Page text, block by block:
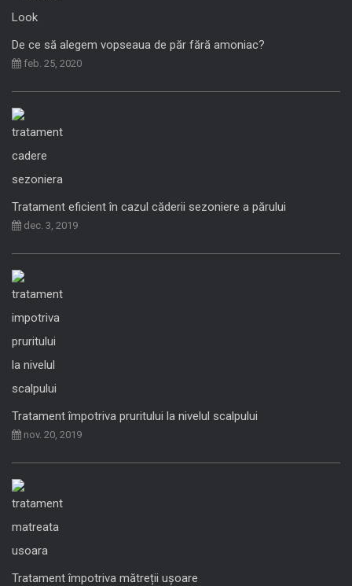
De ce să alegem vopseaua de păr fără amoniac?
feb. 25, 2020
Tratament eficient în cazul căderii sezoniere a părului
dec. 3, 2019
Tratament împotriva pruritului la nivelul scalpului
nov. 20, 2019
Tratament împotriva mătreții ușoare